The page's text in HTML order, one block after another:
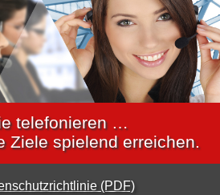
telefonieren …
Ziele spielend erreichen.
(PDF)